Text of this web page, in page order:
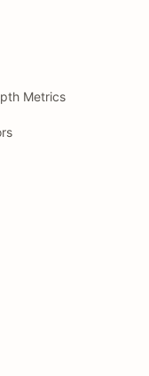
Metrics